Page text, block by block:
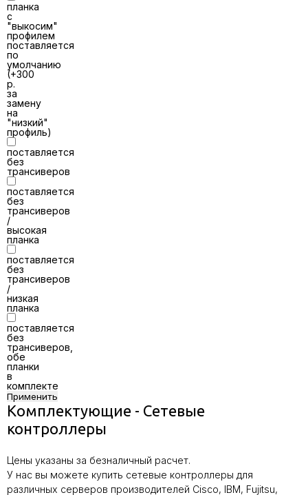
планка
с
"выкосим"
профилем
поставляется
по
умолчанию
(+300
р.
за
замену
на
"низкий"
профиль)
поставляется
без
трансиверов
поставляется
без
трансиверов
/
высокая
планка
поставляется
без
трансиверов
/
низкая
планка
поставляется
без
трансиверов,
обе
планки
в
комплекте
Применить
Комплектующие - Сетевые
контроллеры
Цены указаны за безналичный расчет.
У нас вы можете купить сетевые контроллеры для
различных серверов производителей Cisco, IBM, Fujitsu,